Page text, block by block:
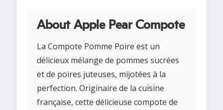
About Apple Pear Compote
La Compote Pomme Poire est un
délicieux mélange de pommes sucrées
et de poires juteuses, mijotées à la
perfection. Originaire de la cuisine
française, cette délicieuse compote de